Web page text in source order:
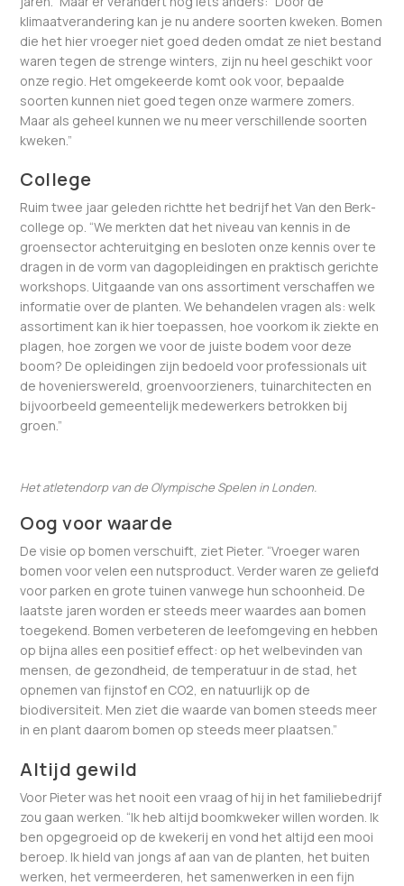
klimaatverandering kan je nu andere soorten kweken. Bomen
die het hier vroeger niet goed deden omdat ze niet bestand
waren tegen de strenge winters, zijn nu heel geschikt voor
onze regio. Het omgekeerde komt ook voor, bepaalde
soorten kunnen niet goed tegen onze warmere zomers.
Maar als geheel kunnen we nu meer verschillende soorten
kweken.”
College
Ruim twee jaar geleden richtte het bedrijf het Van den Berk-
college op. “We merkten dat het niveau van kennis in de
groensector achteruitging en besloten onze kennis over te
dragen in de vorm van dagopleidingen en praktisch gerichte
workshops. Uitgaande van ons assortiment verschaffen we
informatie over de planten. We behandelen vragen als: welk
assortiment kan ik hier toepassen, hoe voorkom ik ziekte en
plagen, hoe zorgen we voor de juiste bodem voor deze
boom? De opleidingen zijn bedoeld voor professionals uit
de hovenierswereld, groenvoorzieners, tuinarchitecten en
bijvoorbeeld gemeentelijk medewerkers betrokken bij
groen.”
Het atletendorp van de Olympische Spelen in Londen.
Oog voor waarde
De visie op bomen verschuift, ziet Pieter. “Vroeger waren
bomen voor velen een nutsproduct. Verder waren ze geliefd
voor parken en grote tuinen vanwege hun schoonheid. De
laatste jaren worden er steeds meer waardes aan bomen
toegekend. Bomen verbeteren de leefomgeving en hebben
op bijna alles een positief effect: op het welbevinden van
mensen, de gezondheid, de temperatuur in de stad, het
opnemen van fijnstof en CO2, en natuurlijk op de
biodiversiteit. Men ziet die waarde van bomen steeds meer
in en plant daarom bomen op steeds meer plaatsen.”
Altijd gewild
Voor Pieter was het nooit een vraag of hij in het familiebedrijf
zou gaan werken. “Ik heb altijd boomkweker willen worden. Ik
ben opgegroeid op de kwekerij en vond het altijd een mooi
beroep. Ik hield van jongs af aan van de planten, het buiten
werken, het vermeerderen, het samenwerken in een fijn